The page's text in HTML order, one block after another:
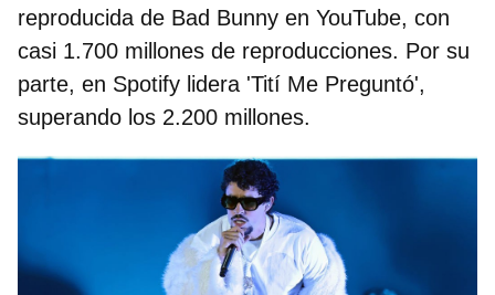
reproducida de Bad Bunny en YouTube, con
casi 1.700 millones de reproducciones. Por su
parte, en Spotify lidera 'Tití Me Preguntó',
superando los 2.200 millones.